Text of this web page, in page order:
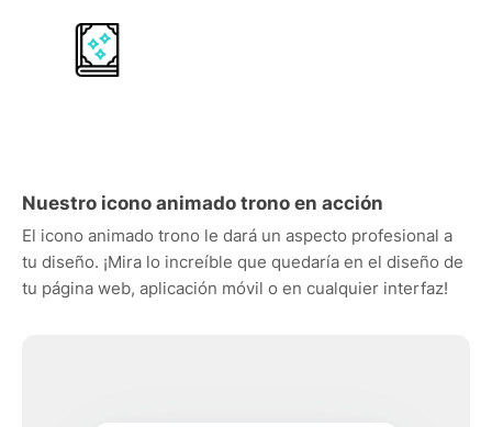
Nuestro icono animado trono en acción
El icono animado trono le dará un aspecto profesional a
tu diseño. ¡Mira lo increíble que quedaría en el diseño de
tu página web, aplicación móvil o en cualquier interfaz!